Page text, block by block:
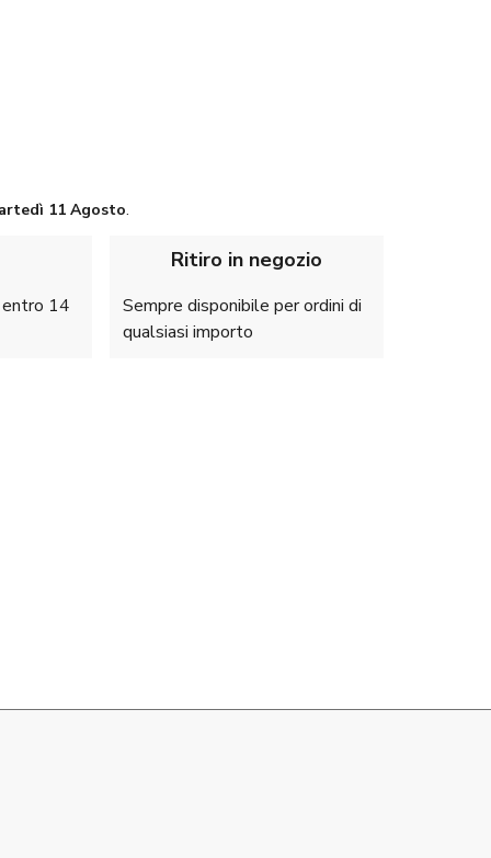
11 Agosto.
entro 14
Ritiro in negozio
Sempre disponibile per ordini di
qualsiasi importo